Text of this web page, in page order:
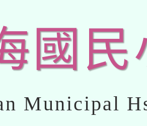
國民
Municipal